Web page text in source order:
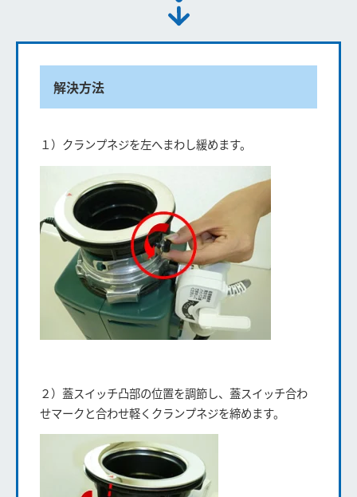
解決方法
１）クランプネジを左へまわし緩めます。
２）蓋スイッチ凸部の位置を調節し、蓋スイッチ合わ
せマークと合わせ軽くクランプネジを締めます。